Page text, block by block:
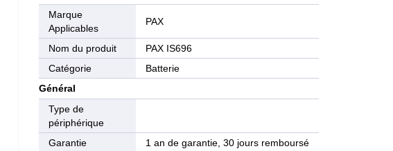
Marque
Applicables
PAX
Nom du produit
PAX IS696
Catégorie
Batterie
Général
Type de
périphérique
Garantie
1 an de garantie, 30 jours remboursé